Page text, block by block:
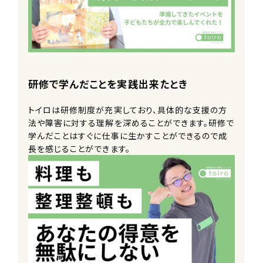
研修で学んだことを実践出来たとき
トイロは研修制度が充実しており、具体的な支援の方
法や障害に対する理解を深めることができます。研修で
学んだことはすぐに仕事に生かすことができるので成
長を感じることができます。